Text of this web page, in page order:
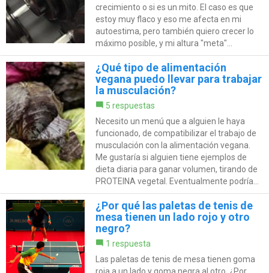
crecimiento o si es un mito. El caso es que
estoy muy flaco y eso me afecta en mi
autoestima, pero también quiero crecer lo
máximo posible, y mi altura "meta"...
¿Qué tipo de alimentación
vegana puedo llevar para trabajar
la musculación?
5 respuestas
Necesito un menú que a alguien le haya
funcionado, de compatibilizar el trabajo de
musculación con la alimentación vegana.
Me gustaría si alguien tiene ejemplos de
dieta diaria para ganar volumen, tirando de
PROTEINA vegetal. Eventualmente podría...
¿Por qué las paletas de tenis de
mesa tienen un lado rojo y otro
negro?
1 respuesta
Las paletas de tenis de mesa tienen goma